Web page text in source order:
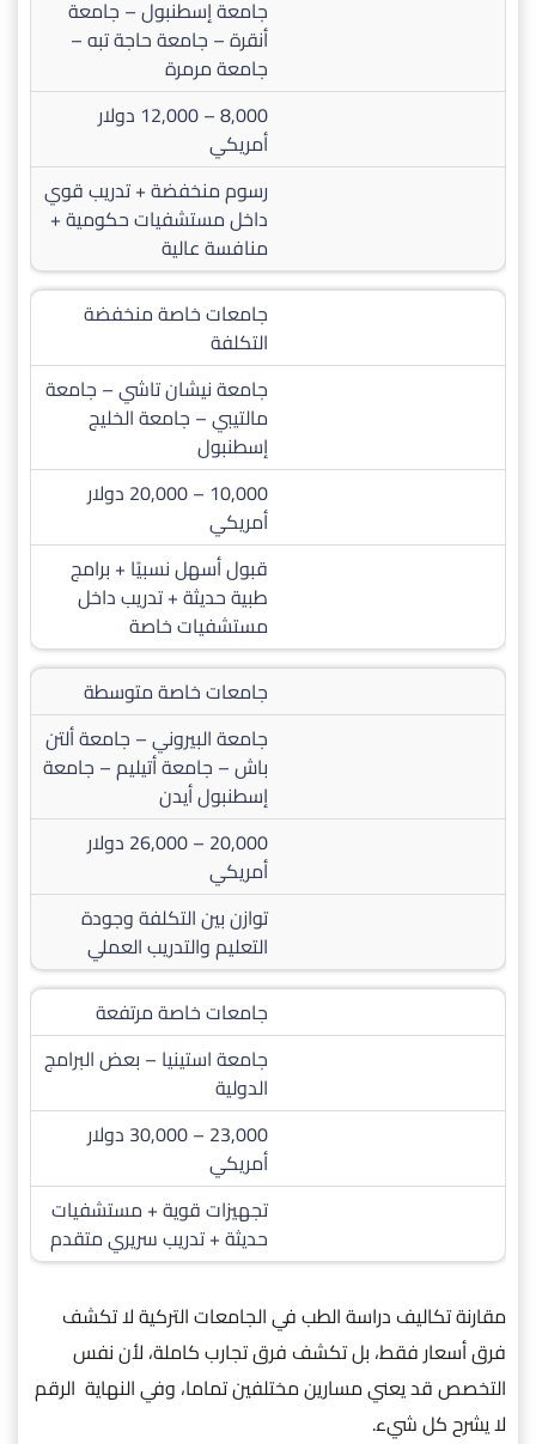
جامعة إسطنبول – جامعة
أنقرة – جامعة حاجة تبه –
جامعة مرمرة
8,000 – 12,000 دولار
أمريكي
رسوم منخفضة + تدريب قوي
داخل مستشفيات حكومية +
منافسة عالية
جامعات خاصة منخفضة
التكلفة
جامعة نيشان تاشي – جامعة
مالتيبي – جامعة الخليج
إسطنبول
10,000 – 20,000 دولار
أمريكي
قبول أسهل نسبيًا + برامج
طبية حديثة + تدريب داخل
مستشفيات خاصة
جامعات خاصة متوسطة
جامعة البيروني – جامعة ألتن
باش – جامعة أتيليم – جامعة
إسطنبول أيدن
20,000 – 26,000 دولار
أمريكي
توازن بين التكلفة وجودة
التعليم والتدريب العملي
جامعات خاصة مرتفعة
جامعة استينيا – بعض البرامج
الدولية
23,000 – 30,000 دولار
أمريكي
تجهيزات قوية + مستشفيات
حديثة + تدريب سريري متقدم
مقارنة تكاليف دراسة الطب في الجامعات التركية لا تكشف
فرق أسعار فقط، بل تكشف فرق تجارب كاملة، لأن نفس
التخصص قد يعني مسارين مختلفين تماما، وفي النهاية الرقم
لا يشرح كل شيء.